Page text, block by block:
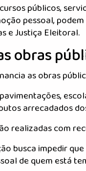
públicos,
pessoal,
e Justiça Eleitoral.
obras
as obras
arrecadados
realizadas com
busca impedir
de quem está